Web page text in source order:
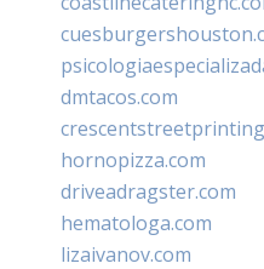
dmtacos.com
hornopizza.com
driveadragster.com
hematologa.com
lizaivanov.com